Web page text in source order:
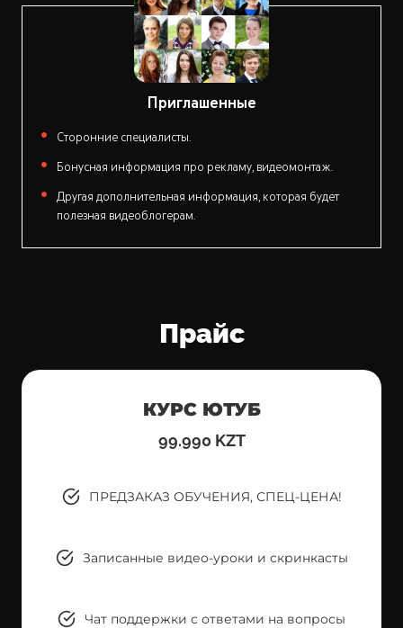
Приглашенные
Сторонние специалисты.
Бонусная информация про рекламу, видеомонтаж.
Другая дополнительная информация, которая будет
полезная видеоблогерам.
Прайс
КУРС ЮТУБ
99.990 KZT
ПРЕДЗАКАЗ ОБУЧЕНИЯ, СПЕЦ-ЦЕНА!
Записанные видео-уроки и скринкасты
Чат поддержки с ответами на вопросы